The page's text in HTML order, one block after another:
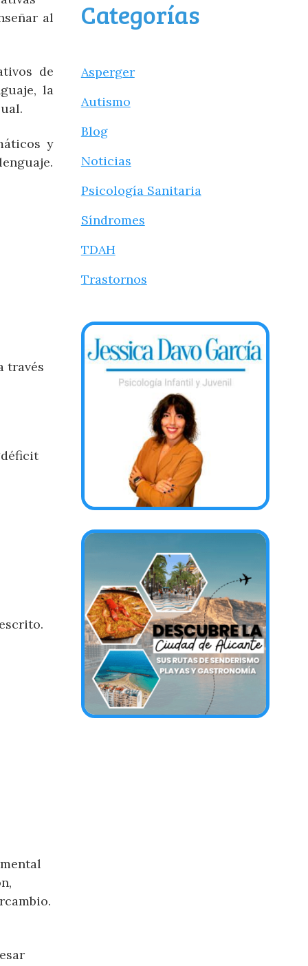
al
de
la
y
través
Categorías
Asperger
Autismo
Blog
Noticias
Psicología Sanitaria
Síndromes
TDAH
Trastornos